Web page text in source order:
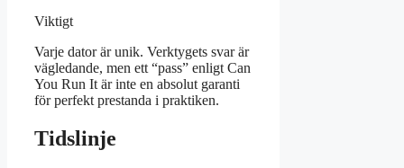
Viktigt
Varje dator är unik. Verktygets svar är
vägledande, men ett “pass” enligt Can
You Run It är inte en absolut garanti
för perfekt prestanda i praktiken.
Tidslinje